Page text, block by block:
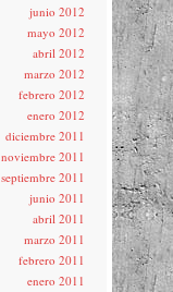
junio 2012
mayo 2012
abril 2012
marzo 2012
febrero 2012
enero 2012
diciembre 2011
noviembre 2011
septiembre 2011
junio 2011
abril 2011
marzo 2011
febrero 2011
enero 2011